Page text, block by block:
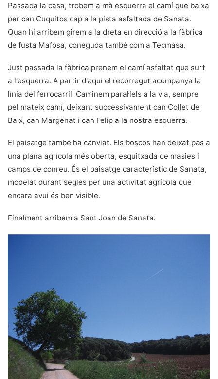
Passada la casa, trobem a mà esquerra el camí que baixa
per can Cuquitos cap a la pista asfaltada de Sanata.
Quan hi arribem girem a la dreta en direcció a la fàbrica
de fusta Mafosa, coneguda també com a Tecmasa.
Just passada la fàbrica prenem el camí asfaltat que surt
a l'esquerra. A partir d'aquí el recorregut acompanya la
línia del ferrocarril. Caminem paral·lels a la via, sempre
pel mateix camí, deixant successivament can Collet de
Baix, can Margenat i can Felip a la nostra esquerra.
El paisatge també ha canviat. Els boscos han deixat pas a
una plana agrícola més oberta, esquitxada de masies i
camps de conreu. És el paisatge característic de Sanata,
modelat durant segles per una activitat agrícola que
encara avui és ben visible.
Finalment arribem a Sant Joan de Sanata.